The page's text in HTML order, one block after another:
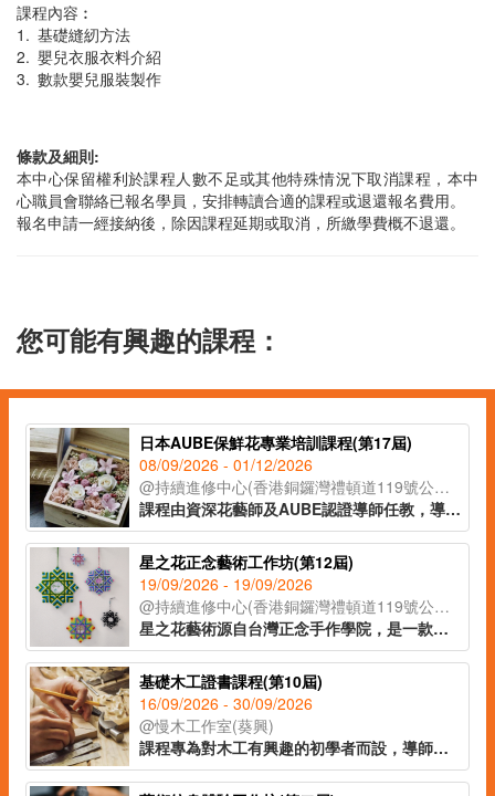
課程內容︰
1. 基礎縫紉方法
2. 嬰兒衣服衣料介紹
3. 數款嬰兒服裝製作
條款及細則:
本中心保留權利於課程人數不足或其他特殊情況下取消課程，本中
心職員會聯絡已報名學員，安排轉讀合適的課程或退還報名費用。
報名申請一經接納後，除因課程延期或取消，所繳學費概不退還。
您可能有興趣的課程：
日本AUBE保鮮花專業培訓課程(第17屆)
08/09/2026 - 01/12/2026
@持續進修中心(香港銅鑼灣禮頓道119號公理堂大樓21-23樓)
課程由資深花藝師及AUBE認證導師任教，導師將多年歐式花藝設計經驗與技巧，融入保鮮花工藝當中，善用花藝的色彩配搭理論，靈巧結合不同的花材及葉材設計成別出心裁的獨特作品。課程所有花材及花器均由日本直送，學員完成指定作品，可自費申請由AUBE發出的認可證書並成為會員，會員更可終身以批發價於AUBE購買日本直送花材和花器。
星之花正念藝術工作坊(第12屆)
19/09/2026 - 19/09/2026
@持續進修中心(香港銅鑼灣禮頓道119號公理堂大樓21-23樓)
星之花藝術源自台灣正念手作學院，是一款結合了療癒和編織的新興手作藝術。透過靜心動手與重複繞線，有助專注當下、覺察自我，在感受療癒的正念狀態下，編織出一顆別具意義的星之花。
基礎木工證書課程(第10屆)
16/09/2026 - 30/09/2026
@慢木工作室(葵興)
課程專為對木工有興趣的初學者而設，導師將從鋸、鑿及鉋等木工手工具的操作方法開始，循序漸進教授學員基礎木工技巧。課堂中，學員將親手製作一張實木入榫踏櫈，從零開始學習鉋木與開榫的技術，實現從無到有的木工創作體驗。透過體驗活動，啟發學員未來進一步嘗試製作更多木製家具及木藝品，開拓木藝創作的潛能。